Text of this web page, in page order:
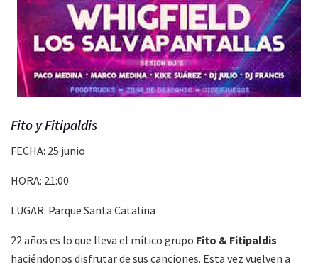
Fito y Fitipaldis
FECHA: 25 junio
HORA: 21:00
LUGAR: Parque Santa Catalina
22 años es lo que lleva el mítico grupo Fito & Fitipaldis
haciéndonos disfrutar de sus canciones. Esta vez vuelven a